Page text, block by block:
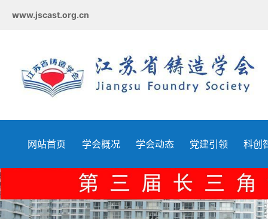
www.jscast.org.cn
网站首页 学会概况 学会动态 党建引领 科创